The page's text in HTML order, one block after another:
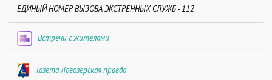
ЕДИНЫЙ НОМЕР ВЫЗОВА ЭКСТРЕННЫХ СЛУЖБ - 112
Встречи с жителями
Газета Ловозерская правда